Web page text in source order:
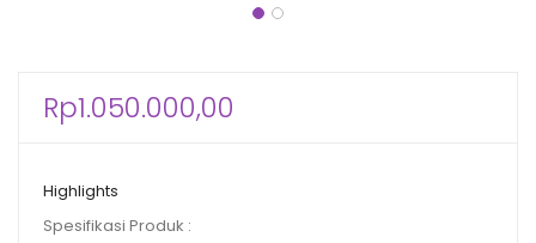
Rp1.050.000,00
Highlights
Spesifikasi Produk :